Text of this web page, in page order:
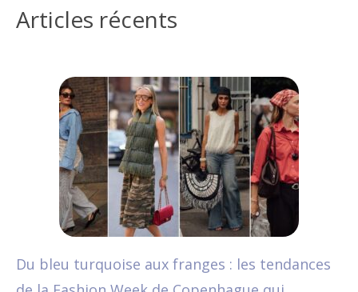
Articles récents
Du bleu turquoise aux franges : les tendances